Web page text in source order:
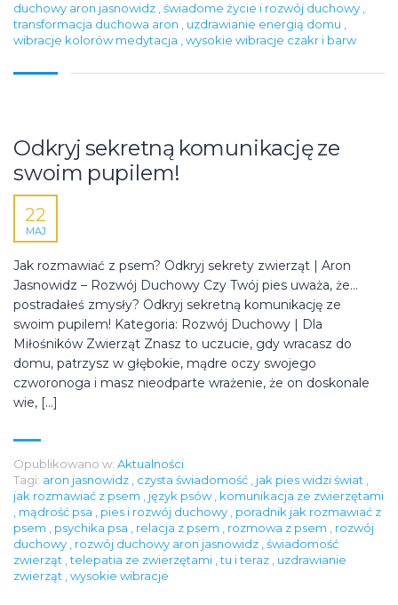
duchowy aron jasnowidz świadome życie i rozwój duchowy
transformacja duchowa aron
uzdrawianie energią domu
wibracje kolorów medytacja
wysokie wibracje czakr i barw
Odkryj sekretną komunikację ze
swoim pupilem!
22
MAJ
Jak rozmawiać z psem? Odkryj sekrety zwierząt | Aron
Jasnowidz – Rozwój Duchowy Czy Twój pies uważa, że…
postradałeś zmysły? Odkryj sekretną komunikację ze
swoim pupilem! Kategoria: Rozwój Duchowy | Dla
Miłośników Zwierząt Znasz to uczucie, gdy wracasz do
domu, patrzysz w głębokie, mądre oczy swojego
czworonoga i masz nieodparte wrażenie, że on doskonale
wie, […]
Opublikowano w: Aktualności
Tagi: aron jasnowidz czysta świadomość jak pies widzi świat
jak rozmawiać z psem
język psów komunikacja ze zwierzętami
mądrość psa pies i rozwój duchowy
poradnik jak rozmawiać z
psem
psychika psa relacja z psem rozmowa z psem
rozwój
duchowy
rozwój duchowy aron jasnowidz świadomość
zwierząt
telepatia ze zwierzętami tu i teraz
uzdrawianie
zwierząt
wysokie wibracje